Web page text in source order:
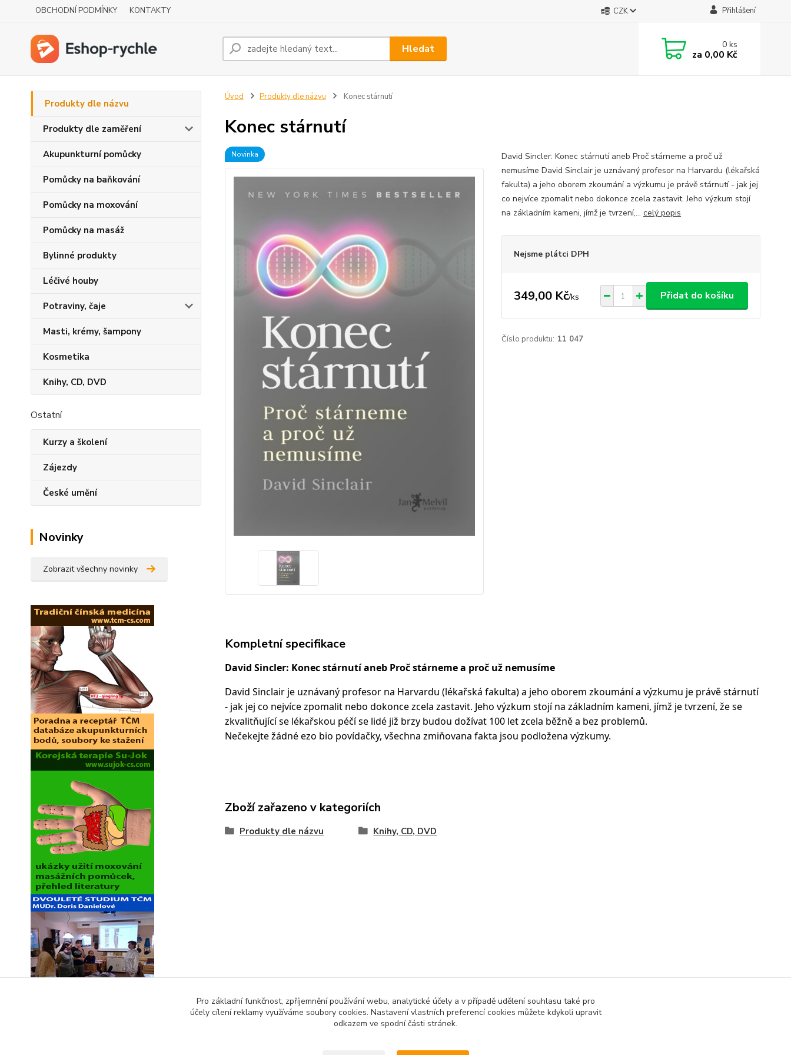
OBCHODNÍ PODMÍNKY KONTAKTY CZK Přihlášení
Hledat 0ks
za 0,00 Kč
Produkty dle názvu
Produkty dle zaměření
Akupunkturní pomůcky
Pomůcky na baňkování
Pomůcky na moxování
Pomůcky na masáž
Bylinné produkty
Léčivé houby
Potraviny, čaje
Masti, krémy, šampony
Kosmetika
Knihy, CD, DVD
Ostatní
Kurzy a školení
Zájezdy
České umění
Novinky
Zobrazit všechny novinky
Úvod Produkty dle názvu Konec stárnutí
Konec stárnutí
Novinka
David Sincler: Konec stárnutí aneb Proč stárneme a proč už
nemusíme David Sinclair je uznávaný profesor na Harvardu (lékařská
fakulta) a jeho oborem zkoumání a výzkumu je právě stárnutí - jak jej
co nejvíce zpomalit nebo dokonce zcela zastavit. Jeho výzkum stojí
na základním kameni, jímž je tvrzení,... celý popis
Nejsme plátci DPH
349,00 Kč/ks Přidat do košíku
Číslo produktu: 11 047
Kompletní specifikace
David Sincler: Konec stárnutí aneb Proč stárneme a proč už nemusíme
David Sinclair je uznávaný profesor na Harvardu (lékařská fakulta) a jeho oborem zkoumání a výzkumu je právě stárnutí
- jak jej co nejvíce zpomalit nebo dokonce zcela zastavit. Jeho výzkum stojí na základním kameni, jímž je tvrzení, že se
zkvalitňující se lékařskou péčí se lidé již brzy budou dožívat 100 let zcela běžně a bez problemů.
Nečekejte žádné ezo bio povídačky, všechna zmiňovana fakta jsou podložena výzkumy.
Zboží zařazeno v kategoriích
Produkty dle názvu Knihy, CD, DVD
Pro základní funkčnost, zpříjemnění používání webu, analytické účely a v případě udělení souhlasu také pro
účely cílení reklamy využíváme soubory cookies. Nastavení vlastních preferencí cookies můžete kdykoli upravit
odkazem ve spodní části stránek.